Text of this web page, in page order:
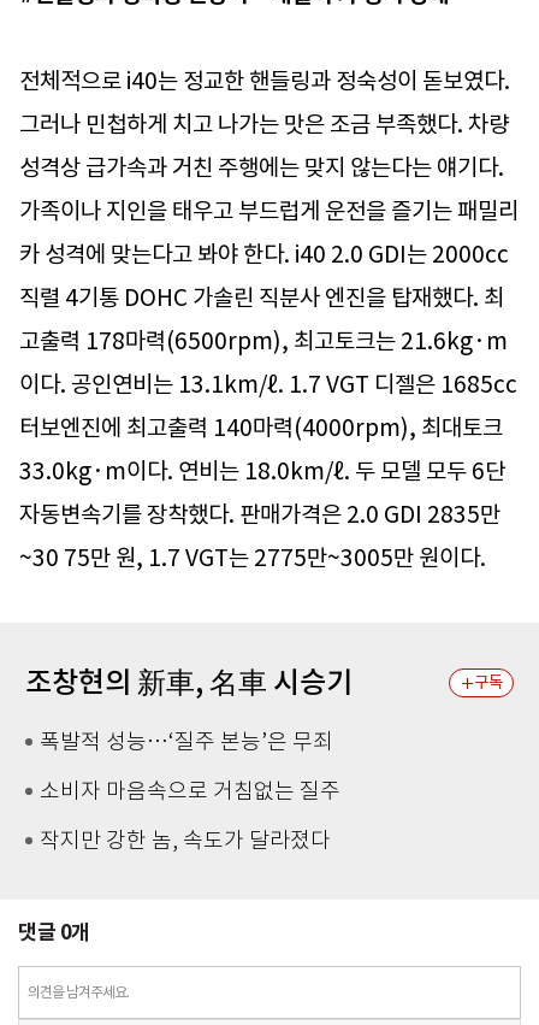
전체적으로 i40는 정교한 핸들링과 정숙성이 돋보였다.
그러나 민첩하게 치고 나가는 맛은 조금 부족했다. 차량
성격상 급가속과 거친 주행에는 맞지 않는다는 얘기다.
가족이나 지인을 태우고 부드럽게 운전을 즐기는 패밀리
카 성격에 맞는다고 봐야 한다. i40 2.0 GDI는 2000cc
직렬 4기통 DOHC 가솔린 직분사 엔진을 탑재했다. 최
고출력 178마력(6500rpm), 최고토크는 21.6kg·m
이다. 공인연비는 13.1km/ℓ. 1.7 VGT 디젤은 1685cc
터보엔진에 최고출력 140마력(4000rpm), 최대토크
33.0kg·m이다. 연비는 18.0km/ℓ. 두 모델 모두 6단
자동변속기를 장착했다. 판매가격은 2.0 GDI 2835만
~30 75만 원, 1.7 VGT는 2775만~3005만 원이다.
조창현의 新車, 名車 시승기 구독
폭발적 성능…‘질주 본능’은 무죄
소비자 마음속으로 거침없는 질주
작지만 강한 놈, 속도가 달라졌다
댓글 0개
의견을 남겨주세요.